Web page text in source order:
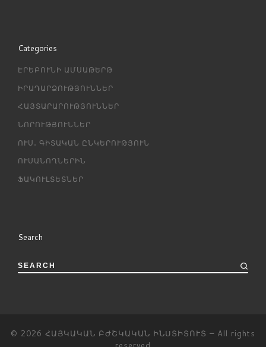
Categories
ԷՐԵԲՈՒՆԻ ԱՄՍԱԹԵՐԹ
ԻՐԱԴԱՐՁՈՒԹՅՈՒՆՆԵՐ
ՀԱՅՏԱՐԱՐՈՒԹՅՈՒՆՆԵՐ
ՆՈՐՈՒԹՅՈՒՆՆԵՐ
ՈՒՍ․ ԳԻՏԱԿԱՆ ԸՆԿԵՐՈՒԹՅՈՒՆ
ՈՒՍԱՆՈՂՆԵՐԻՆ
ՖԱԿՈՒԼՏԵՏՆԵՐ
Search
SEARCH
© 2026 ՀԱՅԿԱԿԱՆ ԲԺՇԿԱԿԱՆ ԻՆՍՏԻՏՈՒՏ – All rights